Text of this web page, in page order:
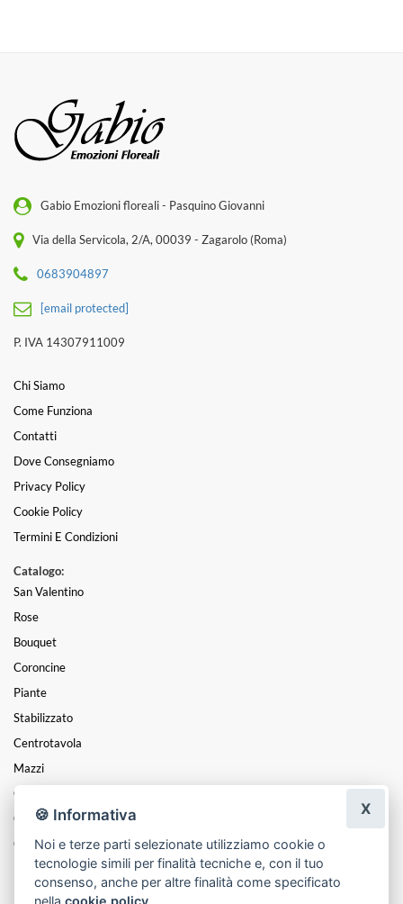
Gabio Emozioni floreali - Pasquino Giovanni
Via della Servicola, 2/A, 00039 - Zagarolo (Roma)
0683904897
[email protected]
P. IVA 14307911009
Chi Siamo
Come Funziona
Contatti
Dove Consegniamo
Privacy Policy
Cookie Policy
Termini E Condizioni
Catalogo:
San Valentino
Rose
Bouquet
Coroncine
Piante
Stabilizzato
Centrotavola
Mazzi
Composizioni
Cesti
Cuori
Funebre
🍪 Informativa
Noi e terze parti selezionate utilizziamo cookie o
tecnologie simili per finalità tecniche e, con il tuo
consenso, anche per altre finalità come specificato
nellacookie policy
X